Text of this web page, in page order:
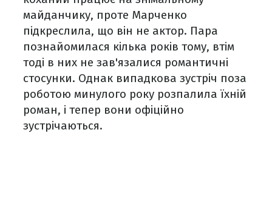
майданчику, проте Марченко
підкреслила, що він не актор. Пара
познайомилася кілька років тому, втім
тоді в них не зав'язалися романтичні
стосунки. Однак випадкова зустріч поза
роботою минулого року розпалила їхній
роман, і тепер вони офіційно
зустрічаються.